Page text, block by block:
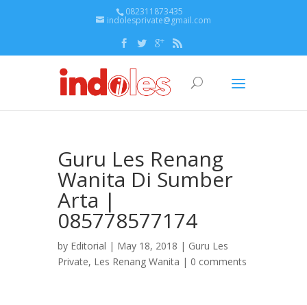
082311873435
indolesprivate@gmail.com
Guru Les Renang
Wanita Di Sumber
Arta |
085778577174
by Editorial | May 18, 2018 | Guru Les
Private, Les Renang Wanita | 0 comments